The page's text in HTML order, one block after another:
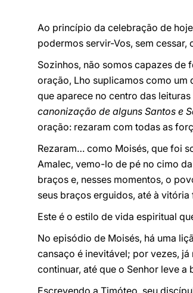
Ao princípio da celebração de
podermos servir-Vos, sem
Sozinhos, não somos capazes de
oração, Lho suplicamos como um
que aparece no centro das
canonização de alguns Santos e
oração: rezaram com todas as
Rezaram… como Moisés, que foi
Amalec, vemo-lo de pé no cimo
braços e, nesses momentos, o
seus braços erguidos, até à vitória
Este é o estilo de vida espiritual
No episódio de Moisés, há uma
cansaço é inevitável; por vezes,
continuar, até que o Senhor leve a
Escrevendo a Timóteo, seu